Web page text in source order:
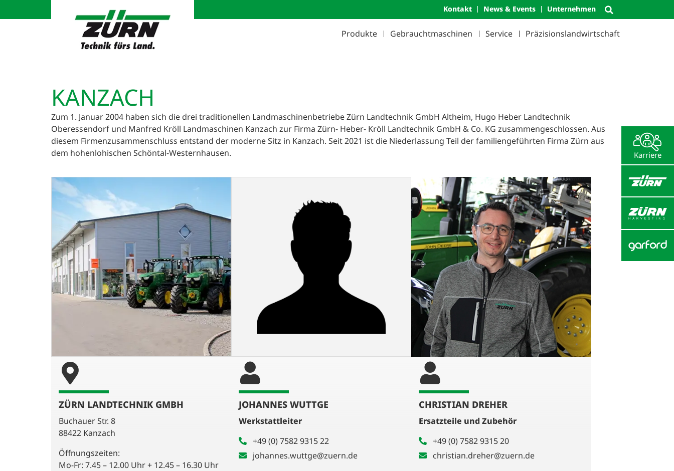
Kontakt News & Events Unternehmen
Produkte Gebrauchtmaschinen Service Präzisionslandwirtschaft
Karriere
KANZACH
Zum 1. Januar 2004 haben sich die drei traditionellen Landmaschinenbetriebe Zürn Landtechnik GmbH Altheim, Hugo Heber Landtechnik
Oberessendorf und Manfred Kröll Landmaschinen Kanzach zur Firma Zürn- Heber- Kröll Landtechnik GmbH & Co. KG zusammengeschlossen. Aus
diesem Firmenzusammenschluss entstand der moderne Sitz in Kanzach. Seit 2021 ist die Niederlassung Teil der familiengeführten Firma Zürn aus
dem hohenlohischen Schöntal-Westernhausen.
ZÜRN LANDTECHNIK GMBH
Buchauer Str. 8
88422 Kanzach
Öffnungszeiten:
Mo-Fr: 7.45 – 12.00 Uhr + 12.45 – 16.30 Uhr
JOHANNES WUTTGE
Werkstattleiter
+49 (0) 7582 9315 22
johannes.wuttge@zuern.de
CHRISTIAN DREHER
Ersatzteile und Zubehör
+49 (0) 7582 9315 20
christian.dreher@zuern.de